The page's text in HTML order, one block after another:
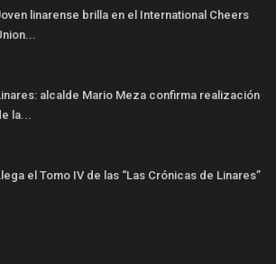
linarense brilla en el International Cheers
alcalde Mario Meza confirma realización
la...
el Tomo IV de las “Las Crónicas de Linares”